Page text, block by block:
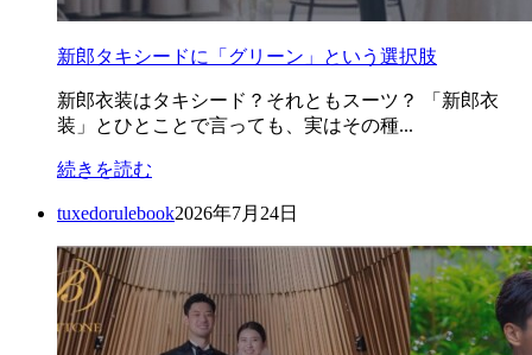
新郎タキシードに「グリーン」という選択肢
新郎衣装はタキシード？それともスーツ？ 「新郎衣
装」とひとことで言っても、実はその種...
続きを読む
tuxedorulebook2026年7月24日